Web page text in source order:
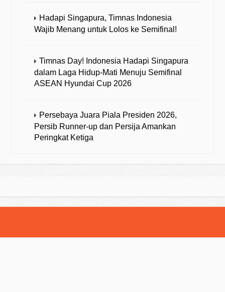
Hadapi Singapura, Timnas Indonesia
Wajib Menang untuk Lolos ke Semifinal!
Timnas Day! Indonesia Hadapi Singapura
dalam Laga Hidup-Mati Menuju Semifinal
ASEAN Hyundai Cup 2026
Persebaya Juara Piala Presiden 2026,
Persib Runner-up dan Persija Amankan
Peringkat Ketiga